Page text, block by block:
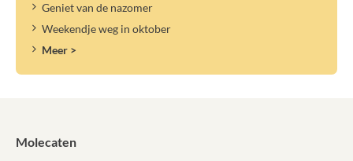
Geniet van de nazomer
Weekendje weg in oktober
Meer >
Molecaten